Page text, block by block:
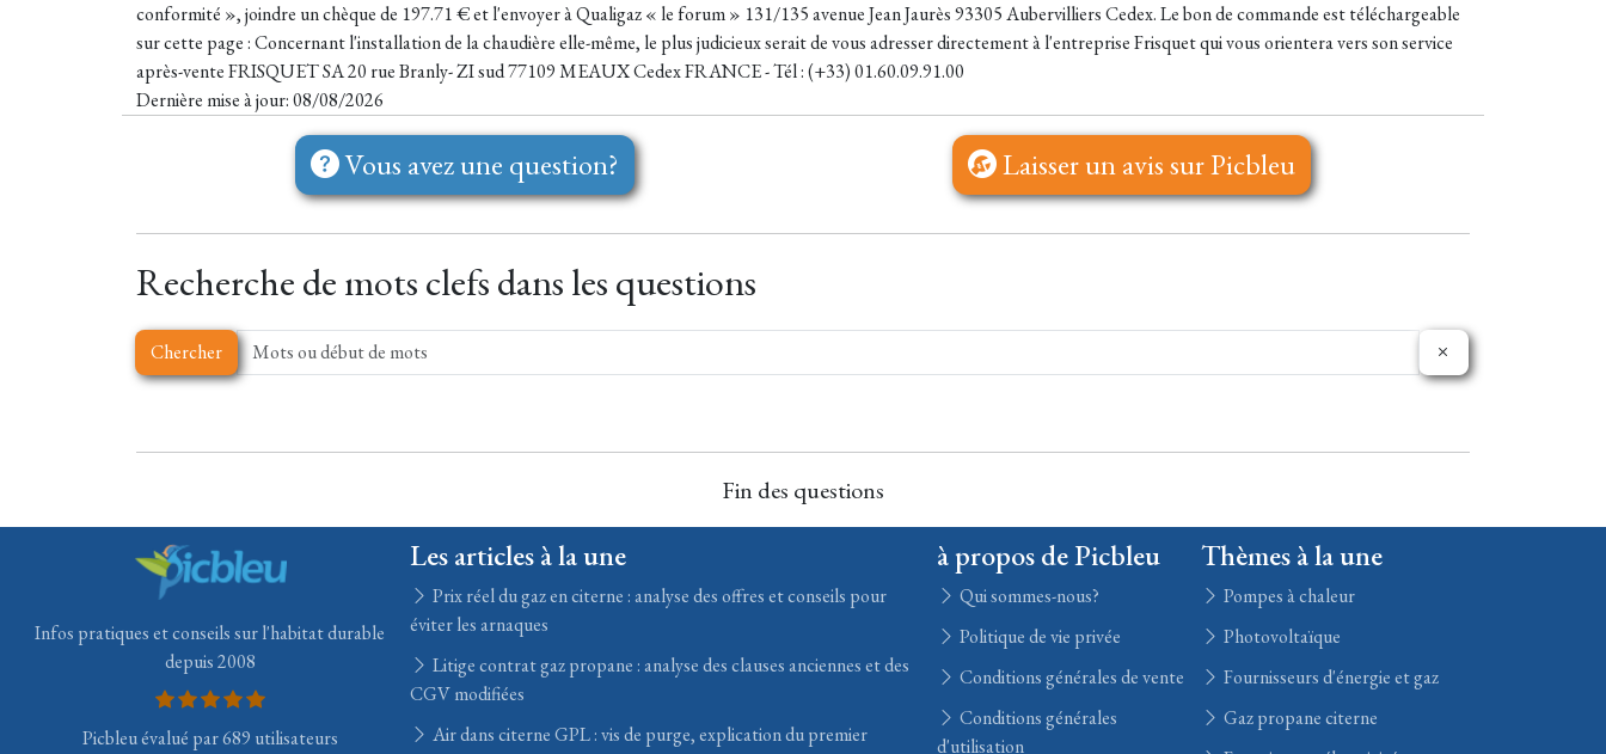
conformité », joindre un chèque de 197.71 € et l'envoyer à Qualigaz « le forum » 131/135 avenue Jean Jaurès 93305 Aubervilliers Cedex. Le bon de commande est téléchargeable
sur cette page : Concernant l'installation de la chaudière elle-même, le plus judicieux serait de vous adresser directement à l'entreprise Frisquet qui vous orientera vers son service
après-vente FRISQUET SA 20 rue Branly- ZI sud 77109 MEAUX Cedex FRANCE - Tél : (+33) 01.60.09.91.00
Dernière mise à jour: 08/08/2026
Vous avez une question? Laisser un avis sur Picbleu
Recherche de mots clefs dans les questions
Chercher
Fin des questions
Infos pratiques et conseils sur l'habitat durable
depuis 2008
Picbleu évalué par 689 utilisateurs
Les articles à la une
Prix réel du gaz en citerne : analyse des offres et conseils pour
éviter les arnaques
Litige contrat gaz propane : analyse des clauses anciennes et des
CGV modifiées
Air dans citerne GPL : vis de purge, explication du premier
à propos de Picbleu
Qui sommes-nous?
Politique de vie privée
Conditions générales de vente
Conditions générales
d'utilisation
Thèmes à la une
Pompes à chaleur
Photovoltaïque
Fournisseurs d'énergie et gaz
Gaz propane citerne